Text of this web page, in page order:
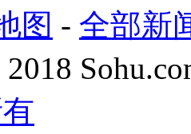
图 - 全部新
2018